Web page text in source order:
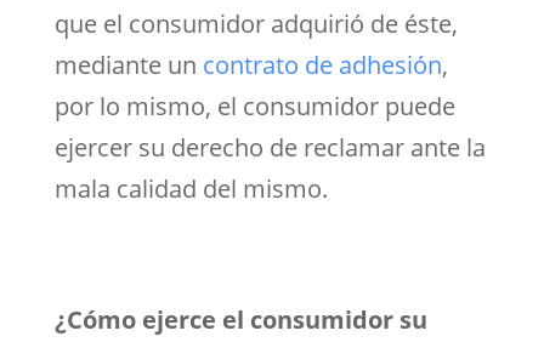
que el consumidor adquirió de éste,
mediante un contrato de adhesión,
por lo mismo, el consumidor puede
ejercer su derecho de reclamar ante la
mala calidad del mismo.
¿Cómo ejerce el consumidor su